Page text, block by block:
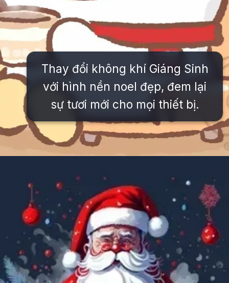
Thay đổi không khí Giáng Sinh
với hình nền noel đẹp, đem lại
sự tươi mới cho mọi thiết bị.